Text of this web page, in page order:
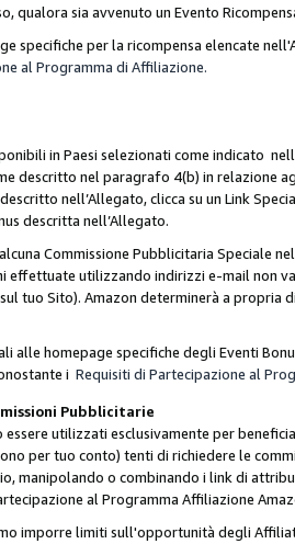
qualora sia avvenuto un Evento
specifiche per la ricompensa elencate
al Programma di Affiliazione.
in Paesi selezionati come indicato
descritto nel paragrafo 4(b) in relazione
nell’Allegato, clicca su un Link
descritta nell’Allegato.
Commissione Pubblicitaria Speciale
effettuate utilizzando indirizzi e-mail non
tuo Sito). Amazon determinerà a propria
alle homepage specifiche degli Eventi
i Requisiti di Partecipazione al
Pubblicitarie
utilizzati esclusivamente per
per tuo conto) tenti di richiedere le
manipolando o combinando i link di
al Programma Affiliazione
imporre limiti sull'opportunità degli